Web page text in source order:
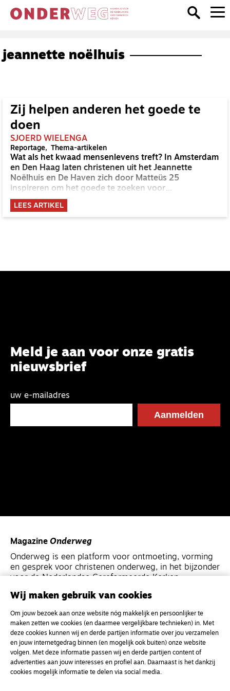
jeannette noëlhuis
Zij helpen anderen het goede te
doen
SJOERD WIELENGA
Reportage Thema-artikelen
Wat als het kwaad mensenlevens treft? In Amsterdam
en Den Haag laten christenen uit het Jeannette
Noëlhuis en De Haven zich door Matteüs 25
inspireren om het goede te zoeken voor
veerkrachtige mensen in nood. ‘We brengen Jezus
niet naar de mensen, maar denken in de mensen
Jezus te zien.’
LEES ARTIKEL
Meld je aan voor onze gratis
nieuwsbrief
uw e-mailadres
Magazine Onderweg
Onderweg is een platform voor ontmoeting, vorming
en gesprek voor christenen onderweg, in het bijzonder
voor de Nederlandse Gereformeerde Kerken.
Kvk-nummer 33277063
NL46 INGB 0117 5827 86
info@onderwegonline.nl
Wij maken gebruik van cookies
Om jouw bezoek aan onze website nóg makkelijk en persoonlijker te
maken zetten we cookies (en daarmee vergelijkbare technieken) in. Met
deze cookies kunnen wij en derde partijen informatie over jou verzamelen
en jouw internetgedrag binnen (en mogelijk ook buiten) onze website
volgen. Met deze informatie passen wij en derde partijen content of
advertenties aan jouw interesses en profiel aan. Daarnaast is het dankzij
cookies mogelijk informatie te delen via social media.